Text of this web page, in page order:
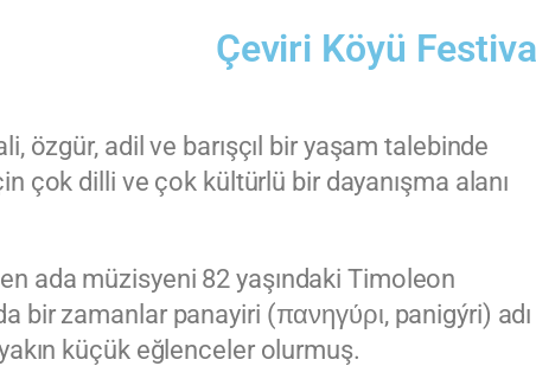
Çeviri Köyü
özgür, adil ve barışçıl bir yaşam talebinde
çok dilli ve çok kültürlü bir dayanışma alanı
ada müzisyeni 82 yaşındaki Timoleon
bir zamanlar panayiri (πανηγύρι, panigýri) adı
küçük eğlenceler olurmuş.